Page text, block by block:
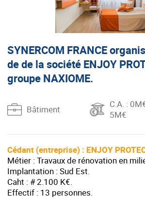
SYNERCOM FRANCE
de de la société ENJOY
groupe NAXIOME.
Bâtiment C.A. :
5M€
Cédant (entreprise) : ENJOY
Métier : Travaux de rénovation en
Implantation : Sud Est.
Caht : # 2.100 K€.
Effectif : 13 personnes.